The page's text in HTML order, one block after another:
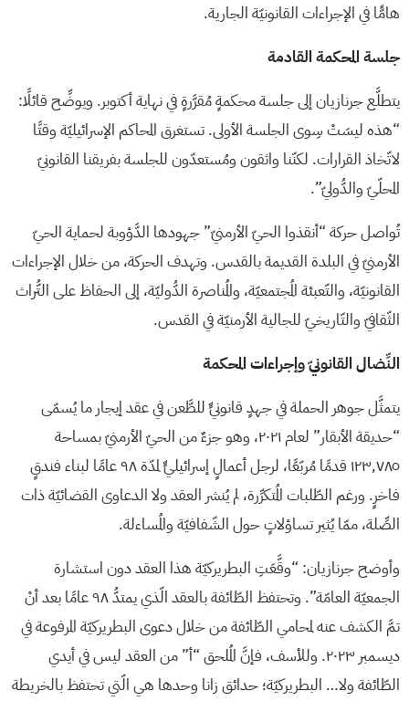
هامًّا في الإجراءات القانونيّة الجارية.
جلسة المحكمة القادمة
يتطلَّع جرنازيان إلى جلسة محكمةٍ مُقرَّرةٍ في نهاية أكتوبر. ويوضِّح قائلًا:
“هذه ليسَتْ سِوى الجلسة الأولى. تستغرق المحاكم الإسرائيليّة وقتًا
لاتّخاذ القرارات. لكنّنا واثقون ومُستعدّون للجلسة بفريقنا القانونيّ
المحلّيّ والدُّوليّ”.
تُواصل حركة “أنقذوا الحيّ الأرمنيّ” جهودها الدَّؤوبة لحماية الحيّ
الأرمنيّ في البلدة القديمة بالقدس. وتهدف الحركة، من خلال الإجراءات
القانونيّة، والتّعبئة المُجتمعيّة، والمُناصرة الدُّوليّة، إلى الحفاظ على التُّراث
الثّقافيّ والتّاريخيّ للجالية الأرمنيّة في القدس.
النِّضال القانونيّ وإجراءات المحكمة
يتمثَّل جوهر الحملة في جهدٍ قانونيٍّ للطَّعن في عقد إيجار ما يُسمّى
“حديقة الأبقار” لعام ٢٠٢١، وهو جزءٌ من الحيّ الأرمنيّ بمساحة
١٢٣,٧٨٥ قدمًا مُربّعًا، لرجل أعمالٍ إسرائيليٍّ لمدّة ٩٨ عامًا لبناء فندقٍ
فاخرٍ. ورغم الطّلبات المُتكرِّرة، لم يُنشر العقد ولا الدعاوى القضائيّة ذات
الصِّلة، ممّا يُثير تساؤلاتٍ حول الشّفافيّة والمُساءلة.
وأوضح جرنازيان: “وقَّعَتِ البطريركيّة هذا العقد دون استشارة
الجمعيّة العامّة”. وتحتفظ الطّائفة بالعقد الّذي يمتدُّ ٩٨ عامًا بعد أنْ
تمَّ الكشف عنه لمحامي الطّائفة من خلال دعوى البطريركيّة المرفوعة في
ديسمبر ٢٠٢٣. وللأسف، فإنَّ المُلحق “أ” من العقد ليس في أيدي
الطّائفة ولا… البطريركيّة؛ حدائق زانا وحدها هي الّتي تحتفظ بالخريطة